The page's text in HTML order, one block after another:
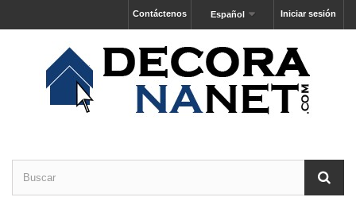
Iniciar sesión
Español
Contáctenos